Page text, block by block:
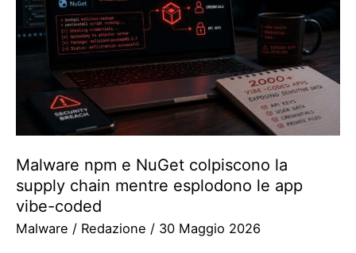
Malware npm e NuGet colpiscono la
supply chain mentre esplodono le app
vibe-coded
Malware / Redazione / 30 Maggio 2026